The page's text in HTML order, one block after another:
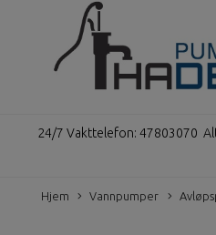
24/7 Vakttelefon: 47803070
Hjem Vannpumper